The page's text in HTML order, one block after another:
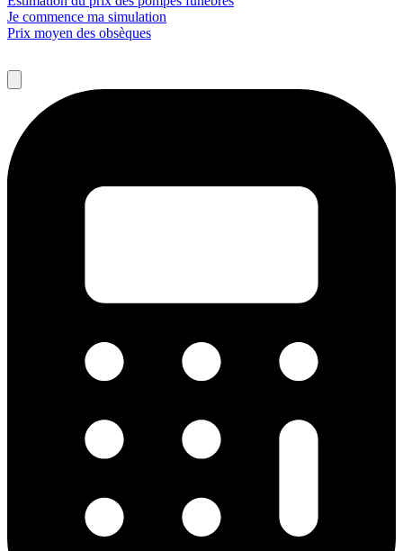
Je commence ma simulation
Prix moyen des obsèques